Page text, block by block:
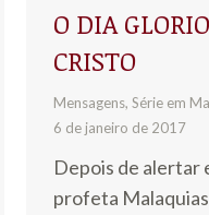
O DIA
CRISTO
Mensagens, Série em
6 de janeiro de 2017
Depois de alertar
profeta